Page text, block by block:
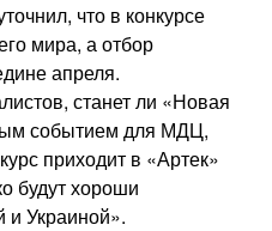
что в конкурсе
мира, а отбор
апреля.
станет ли «Новая
событием для МДЦ,
приходит в «Артек»
будут хороши
Украиной».